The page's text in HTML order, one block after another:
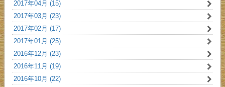
2017年04月 (15)
2017年03月 (23)
2017年02月 (17)
2017年01月 (25)
2016年12月 (23)
2016年11月 (19)
2016年10月 (22)